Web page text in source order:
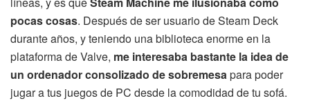
pocas cosas. Después de ser usuario de Steam Deck
durante años, y teniendo una biblioteca enorme en la
plataforma de Valve, me interesaba bastante la idea de
un ordenador consolizado de sobremesapara poder
jugar a tus juegos de PC desde la comodidad de tu sofá.